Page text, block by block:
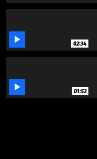
 02:34
 01:52